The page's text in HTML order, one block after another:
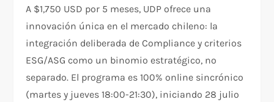
A $1,750 USD por 5 meses, UDP ofrece una
innovación única en el mercado chileno: la
integración deliberada de Compliance y criterios
ESG/ASG como un binomio estratégico, no
separado. El programa es 100% online sincrónico
(martes y jueves 18:00-21:30), iniciando 28 julio